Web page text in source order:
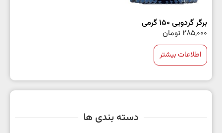
دسته بندی ها
برگر گردویی 150 گرمی
285,000 تومان
اطلاعات بیشتر